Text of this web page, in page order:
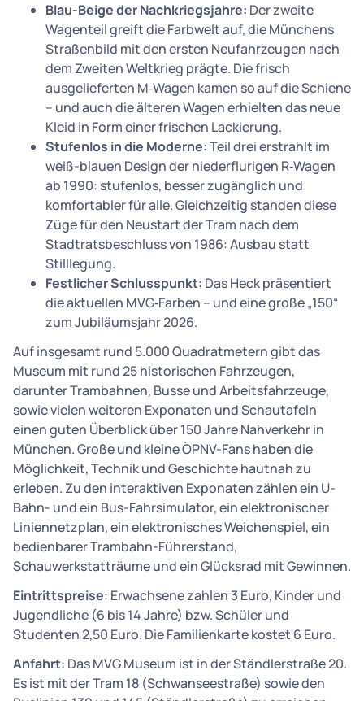
Blau-Beige der Nachkriegsjahre: Der zweite
Wagenteil greift die Farbwelt auf, die Münchens
Straßenbild mit den ersten Neufahrzeugen nach
dem Zweiten Weltkrieg prägte. Die frisch
ausgelieferten M‑Wagen kamen so auf die Schiene
– und auch die älteren Wagen erhielten das neue
Kleid in Form einer frischen Lackierung.
Stufenlos in die Moderne:Teil drei erstrahlt im
weiß-blauen Design der niederflurigen R‑Wagen
ab 1990: stufenlos, besser zugänglich und
komfortabler für alle. Gleichzeitig standen diese
Züge für den Neustart der Tram nach dem
Stadtratsbeschluss von 1986: Ausbau statt
Stilllegung.
Festlicher Schlusspunkt: Das Heck präsentiert
die aktuellen MVG‑Farben – und eine große „150“
zum Jubiläumsjahr 2026.
Auf insgesamt rund 5.000 Quadratmetern gibt das
Museum mit rund 25 historischen Fahrzeugen,
darunter Trambahnen, Busse und Arbeitsfahrzeuge,
sowie vielen weiteren Exponaten und Schautafeln
einen guten Überblick über 150 Jahre Nahverkehr in
München. Große und kleine ÖPNV-Fans haben die
Möglichkeit, Technik und Geschichte hautnah zu
erleben. Zu den interaktiven Exponaten zählen ein U-
Bahn- und ein Bus-Fahrsimulator, ein elektronischer
Liniennetzplan, ein elektronisches Weichenspiel, ein
bedienbarer Trambahn-Führerstand,
Schauwerkstatträume und ein Glücksrad mit Gewinnen.
Eintrittspreise: Erwachsene zahlen 3 Euro, Kinder und
Jugendliche (6 bis 14 Jahre) bzw. Schüler und
Studenten 2,50 Euro. Die Familienkarte kostet 6 Euro.
Anfahrt: Das MVG Museum ist in der Ständlerstraße 20.
Es ist mit der Tram 18 (Schwanseestraße) sowie den